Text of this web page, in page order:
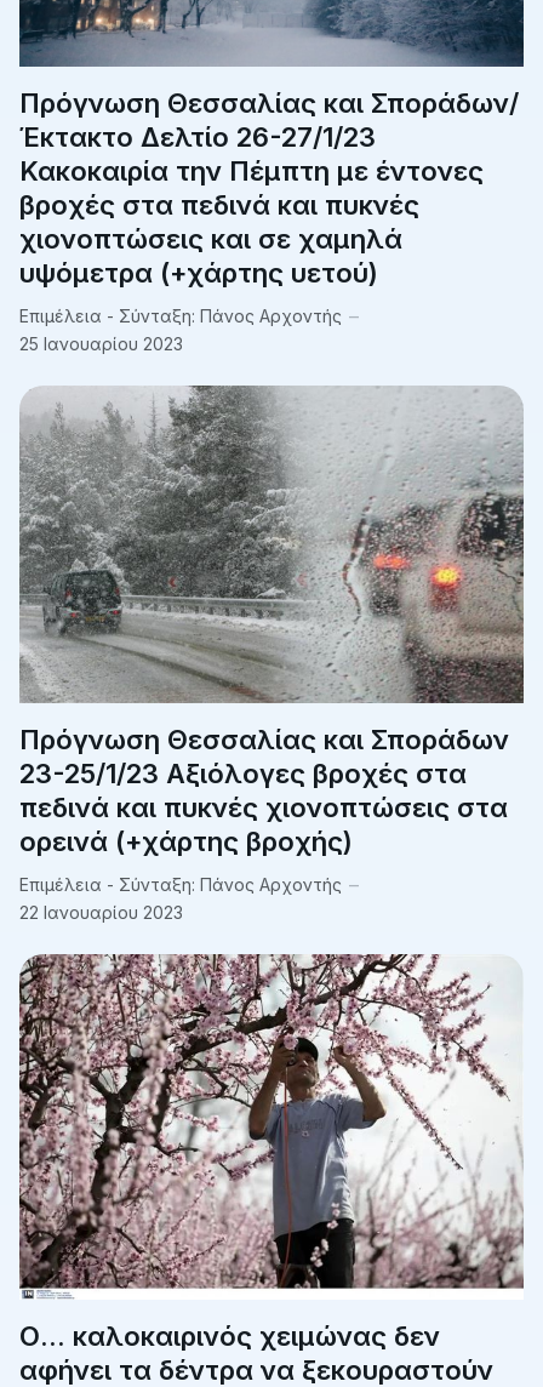
Πρόγνωση Θεσσαλίας και Σποράδων/
Έκτακτο Δελτίο 26-27/1/23
Κακοκαιρία την Πέμπτη με έντονες
βροχές στα πεδινά και πυκνές
χιονοπτώσεις και σε χαμηλά
υψόμετρα (+χάρτης υετού)
Επιμέλεια - Σύνταξη: Πάνος Αρχοντής
25 Ιανουαρίου 2023
Πρόγνωση Θεσσαλίας και Σποράδων
23-25/1/23 Αξιόλογες βροχές στα
πεδινά και πυκνές χιονοπτώσεις στα
ορεινά (+χάρτης βροχής)
Επιμέλεια - Σύνταξη: Πάνος Αρχοντής
22 Ιανουαρίου 2023
Ο... καλοκαιρινός χειμώνας δεν
αφήνει τα δέντρα να ξεκουραστούν